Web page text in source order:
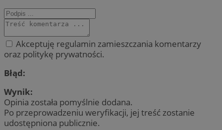
Akceptuję regulamin zamieszczania komentarzy
oraz politykę prywatności.
Błąd:
Wynik:
Opinia została pomyślnie dodana.
Po przeprowadzeniu weryfikacji, jej treść zostanie
udostępniona publicznie.